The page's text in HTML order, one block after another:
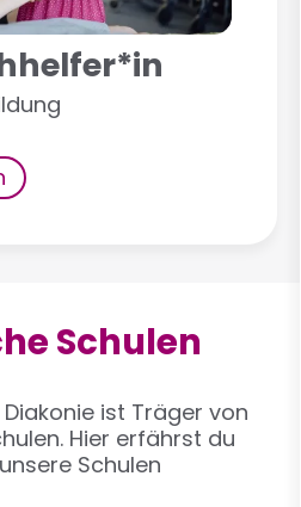
Schulen
ist Träger von
Hier erfährst du
Schulen